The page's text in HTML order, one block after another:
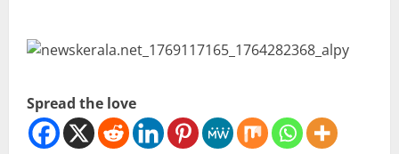
Spread the love